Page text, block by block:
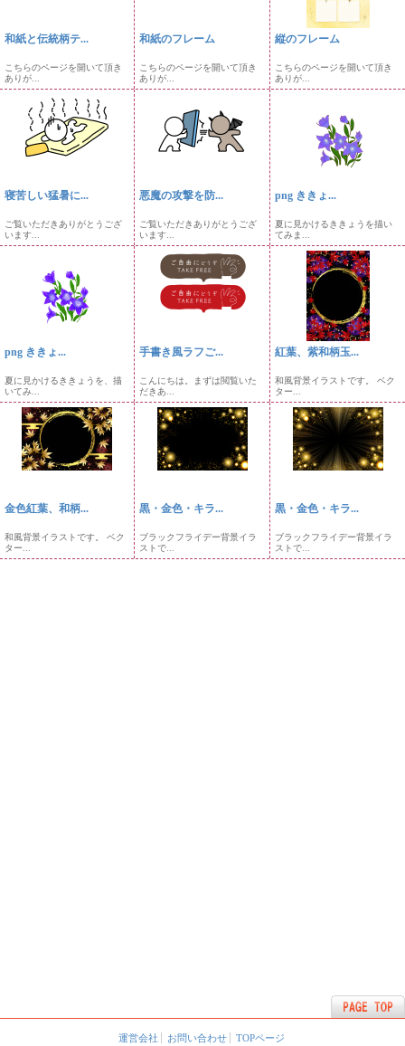
和紙と伝統柄テ...
こちらのページを開いて頂き
ありが...
和紙のフレーム
こちらのページを開いて頂き
ありが...
縦のフレーム
こちらのページを開いて頂き
ありが...
寝苦しい猛暑に...
ご覧いただきありがとうござ
います...
悪魔の攻撃を防...
ご覧いただきありがとうござ
います...
png ききょ...
夏に見かけるききょうを描い
てみま...
png ききょ...
夏に見かけるききょうを、描
いてみ...
手書き風ラフご...
こんにちは。まずは閲覧いた
だきあ...
紅葉、紫和柄玉...
和風背景イラストです。 ベク
ター...
金色紅葉、和柄...
和風背景イラストです。 ベク
ター...
黒・金色・キラ...
ブラックフライデー背景イラ
ストで...
黒・金色・キラ...
ブラックフライデー背景イラ
ストで...
運営会社 お問い合わせ TOPページ